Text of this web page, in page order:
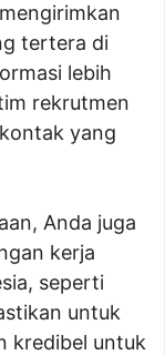
tertera di
lebih
rekrutmen
yang
Anda juga
kerja
seperti
untuk
kredibel untuk